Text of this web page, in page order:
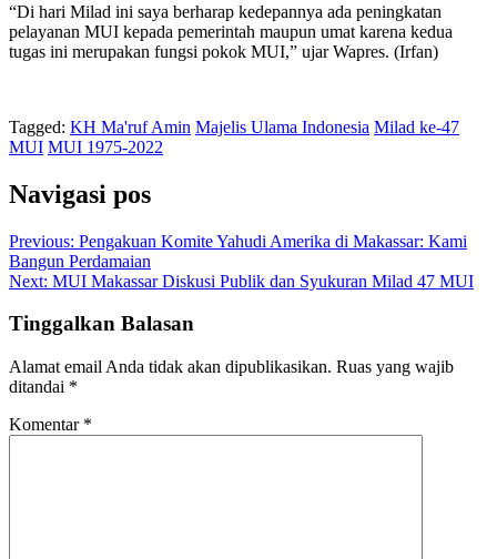
“Di hari Milad ini saya berharap kedepannya ada peningkatan
pelayanan MUI kepada pemerintah maupun umat karena kedua
tugas ini merupakan fungsi pokok MUI,” ujar Wapres. (Irfan)
Tagged: KH Ma'ruf Amin Majelis Ulama Indonesia Milad ke-47
MUI MUI 1975-2022
Navigasi pos
Previous: Pengakuan Komite Yahudi Amerika di Makassar: Kami
Bangun Perdamaian
Next: MUI Makassar Diskusi Publik dan Syukuran Milad 47 MUI
Tinggalkan Balasan
Alamat email Anda tidak akan dipublikasikan. Ruas yang wajib
ditandai *
Komentar *